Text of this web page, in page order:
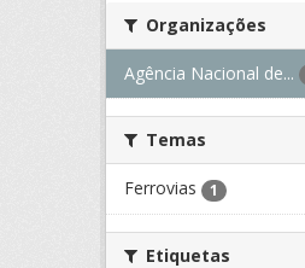
Organizações
Agência Nacional de...
Temas
Ferrovias 1
Etiquetas